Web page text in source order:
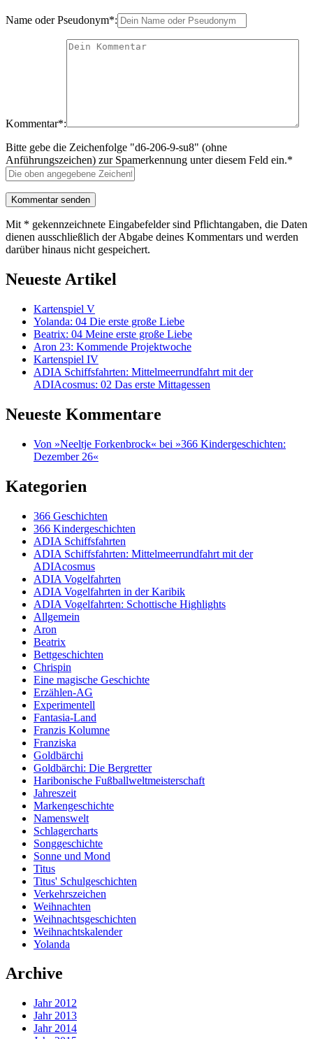
Name oder Pseudonym*:
Kommentar*:
Bitte gebe die Zeichenfolge "d6-206-9-su8" (ohne
Anführungszeichen) zur Spamerkennung unter diesem Feld ein.*
Mit * gekennzeichnete Eingabefelder sind Pflichtangaben, die Daten
dienen ausschließlich der Abgabe deines Kommentars und werden
darüber hinaus nicht gespeichert.
Neueste Artikel
Kartenspiel V
Yolanda: 04 Die erste große Liebe
Beatrix: 04 Meine erste große Liebe
Aron 23: Kommende Projektwoche
Kartenspiel IV
ADIA Schiffsfahrten: Mittelmeerrundfahrt mit der
ADIAcosmus: 02 Das erste Mittagessen
Neueste Kommentare
Von »Neeltje Forkenbrock« bei »366 Kindergeschichten:
Dezember 26«
Kategorien
366 Geschichten
366 Kindergeschichten
ADIA Schiffsfahrten
ADIA Schiffsfahrten: Mittelmeerrundfahrt mit der
ADIAcosmus
ADIA Vogelfahrten
ADIA Vogelfahrten in der Karibik
ADIA Vogelfahrten: Schottische Highlights
Allgemein
Aron
Beatrix
Bettgeschichten
Chrispin
Eine magische Geschichte
Erzählen-AG
Experimentell
Fantasia-Land
Franzis Kolumne
Franziska
Goldbärchi
Goldbärchi: Die Bergretter
Haribonische Fußballweltmeisterschaft
Jahreszeit
Markengeschichte
Namenswelt
Schlagercharts
Songgeschichte
Sonne und Mond
Titus
Titus' Schulgeschichten
Verkehrszeichen
Weihnachten
Weihnachtsgeschichten
Weihnachtskalender
Yolanda
Archive
Jahr 2012
Jahr 2013
Jahr 2014